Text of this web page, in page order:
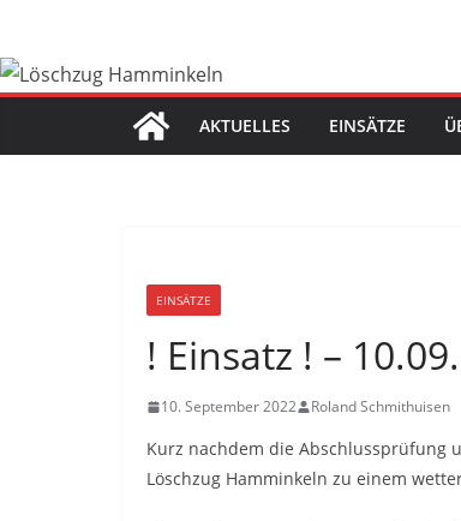
springen
AKTUELLES EINSÄTZE
EINSÄTZE
! Einsatz ! –
10. September 2022 Roland Schmithuisen
Kurz nachdem die Abschlussprüfung
Löschzug Hamminkeln zu einem